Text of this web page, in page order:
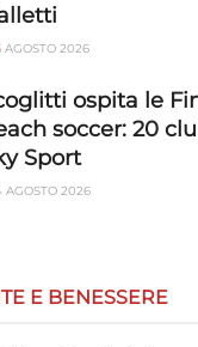
AGOSTO 2026
ospita le
soccer: 20
Sport
AGOSTO 2026
E BENESSERE